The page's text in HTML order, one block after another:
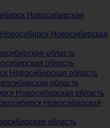
Новосибирская
Новосибирская
область
область
Новосибирская область
область
Новосибирская область
Новосибирская
область